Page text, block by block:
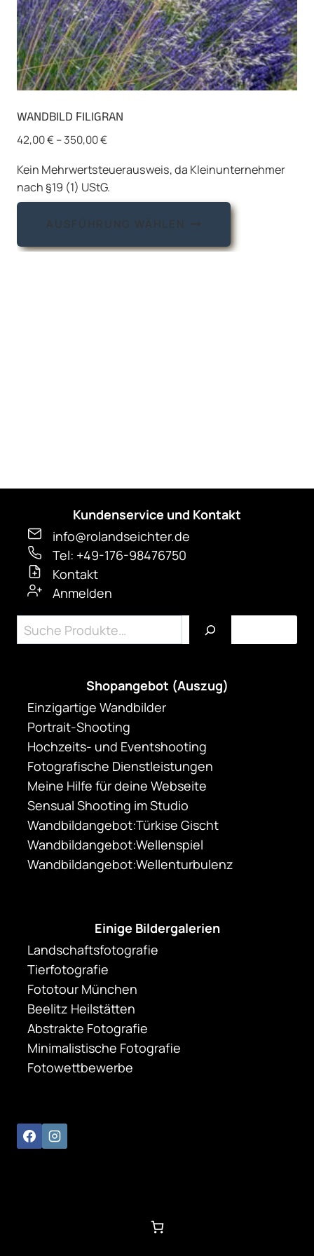
WANDBILD FILIGRAN
42,00€–350,00€
Kein Mehrwertsteuerausweis, da Kleinunternehmer
nach §19 (1) UStG.
AUSFÜHRUNG WÄHLEN
Dieses
weist
Kundenservice und Kontakt
info@rolandseichter.de
Tel: +49-176-98476750
Kontakt
Anmelden
Suchen
Shopangebot (Auszug)
Einzigartige Wandbilder
Portrait-Shooting
Hochzeits- und Eventshooting
Fotografische Dienstleistungen
Meine Hilfe für deine Webseite
Sensual Shooting im Studio
Wandbildangebot:Türkise Gischt
Wandbildangebot:Wellenspiel
Wandbildangebot:Wellenturbulenz
Einige Bildergalerien
Landschaftsfotografie
Tierfotografie
Fototour München
Beelitz Heilstätten
Abstrakte Fotografie
Minimalistische Fotografie
Fotowettbewerbe